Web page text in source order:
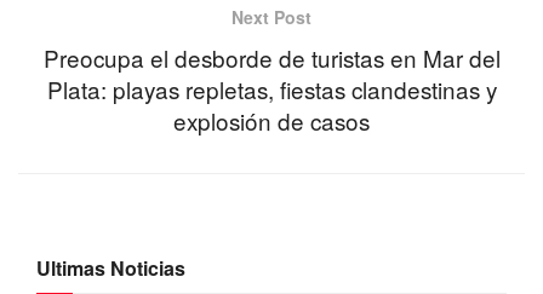
Next Post
Preocupa el desborde de turistas en Mar del
Plata: playas repletas, fiestas clandestinas y
explosión de casos
Ultimas Noticias